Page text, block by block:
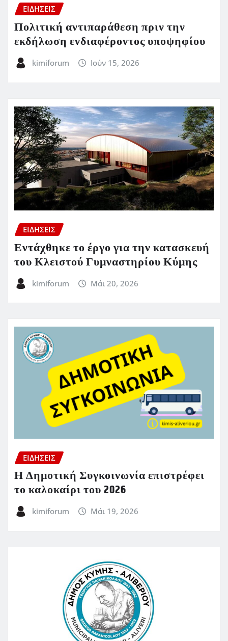
ΕΙΔΗΣΕΙΣ
Πολιτική αντιπαράθεση πριν την
εκδήλωση ενδιαφέροντος υποψηφίου
kimiforum Ιούν 15, 2026
ΕΙΔΗΣΕΙΣ
Εντάχθηκε το έργο για την κατασκευή
του Κλειστού Γυμναστηρίου Κύμης
kimiforum Μάι 20, 2026
ΕΙΔΗΣΕΙΣ
Η Δημοτική Συγκοινωνία επιστρέφει
το καλοκαίρι του 2026
kimiforum Μάι 19, 2026